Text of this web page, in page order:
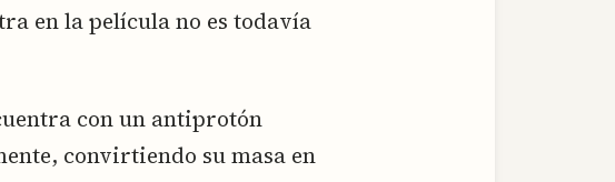
en la película no es todavía
con un antiprotón
convirtiendo su masa en